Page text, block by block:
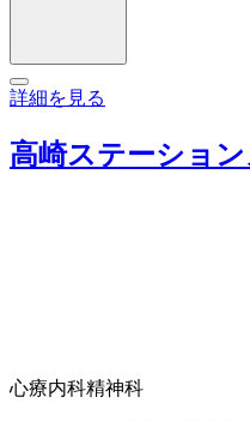
詳細を見る
高崎ステーショ
心療内科精神科